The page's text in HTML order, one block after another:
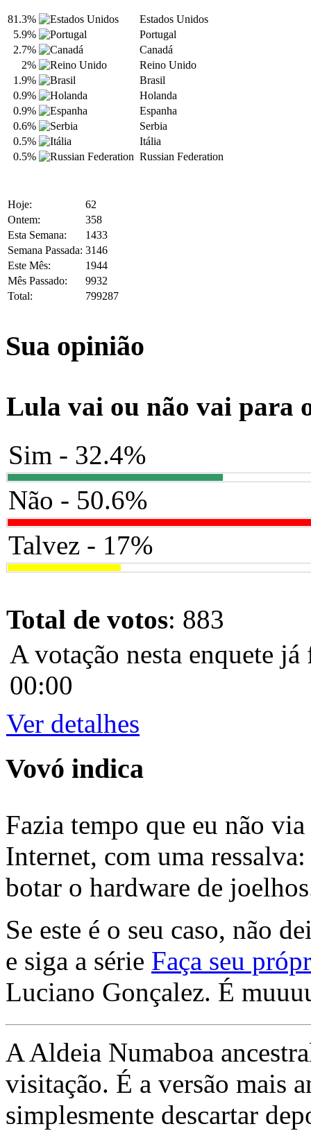
81.3%
Estados Unidos
5.9%
Portugal
2.7%
Canadá
2%
Reino Unido
1.9%
Brasil
0.9%
Holanda
0.9%
Espanha
0.6%
Serbia
0.5%
Itália
0.5%
Russian Federation
Hoje:
62
Ontem:
358
Esta Semana:
1433
Semana Passada: 3146
Este Mês:
1944
Mês Passado:
9932
Total:
799287
Sua opinião
Lula vai ou não vai para
Sim - 32.4%
Não - 50.6%
Talvez - 17%
Total de votos: 883
A votação nesta enquete
00:00
Ver detalhes
Vovó indica
Fazia tempo que eu não
Internet, com uma
botar o hardware de
Se este é o seu caso, não
e siga a série Faça seu
Luciano Gonçalez. É
A Aldeia Numaboa
visitação. É a versão mais
simplesmente descartar